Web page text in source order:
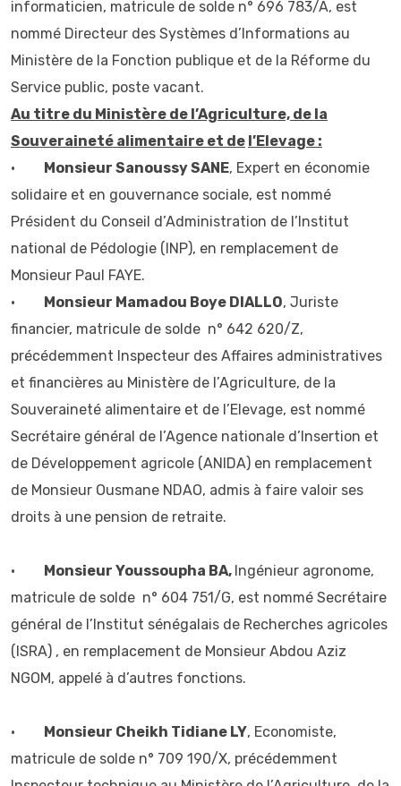
informaticien, matricule de solde n° 696 783/A, est
nommé Directeur des Systèmes d’Informations au
Ministère de la Fonction publique et de la Réforme du
Service public, poste vacant.
Au titre du Ministère de l’Agriculture, de la
Souveraineté alimentaire et de l’Elevage :
• Monsieur Sanoussy SANE, Expert en économie
solidaire et en gouvernance sociale, est nommé
Président du Conseil d’Administration de l’Institut
national de Pédologie (INP), en remplacement de
Monsieur Paul FAYE.
• Monsieur Mamadou Boye DIALLO, Juriste
financier, matricule de solde n° 642 620/Z,
précédemment Inspecteur des Affaires administratives
et financières au Ministère de l’Agriculture, de la
Souveraineté alimentaire et de l’Elevage, est nommé
Secrétaire général de l’Agence nationale d’Insertion et
de Développement agricole (ANIDA) en remplacement
de Monsieur Ousmane NDAO, admis à faire valoir ses
droits à une pension de retraite.
• Monsieur Youssoupha BA, Ingénieur agronome,
matricule de solde n° 604 751/G, est nommé Secrétaire
général de l’Institut sénégalais de Recherches agricoles
(ISRA) , en remplacement de Monsieur Abdou Aziz
NGOM, appelé à d’autres fonctions.
• Monsieur Cheikh Tidiane LY, Economiste,
matricule de solde n° 709 190/X, précédemment